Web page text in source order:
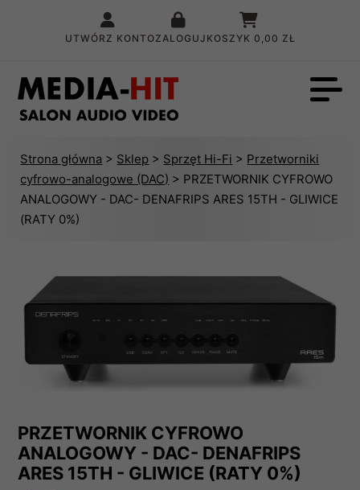
UTWÓRZ KONTOZALOGUJ KOSZYK 0,00 ZŁ
Strona główna > Sklep > Sprzęt Hi-Fi > Przetworniki
cyfrowo-analogowe (DAC) > PRZETWORNIK CYFROWO
ANALOGOWY - DAC- DENAFRIPS ARES 15TH - GLIWICE
(RATY 0%)
PRZETWORNIK CYFROWO
ANALOGOWY - DAC- DENAFRIPS
ARES 15TH - GLIWICE (RATY 0%)